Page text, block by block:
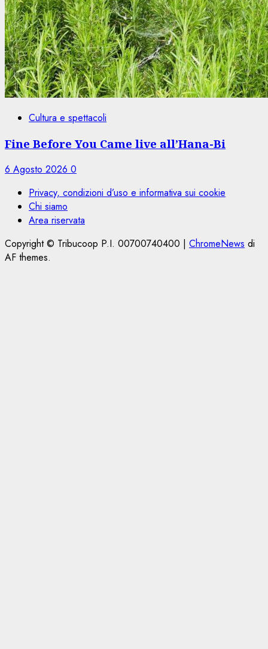
Cultura e spettacoli
Fine Before You Came live all’Hana-Bi
6 Agosto 2026 0
Privacy, condizioni d’uso e informativa sui cookie
Chi siamo
Area riservata
Copyright © Tribucoop P.I. 00700740400 | ChromeNews di
AF themes.